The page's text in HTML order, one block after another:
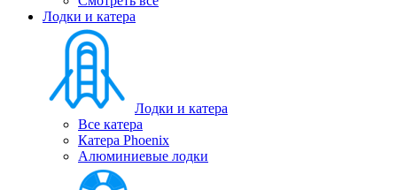
Лодки и катера
Лодки и катера
Все катера
Катера Phoenix
Алюминиевые лодки